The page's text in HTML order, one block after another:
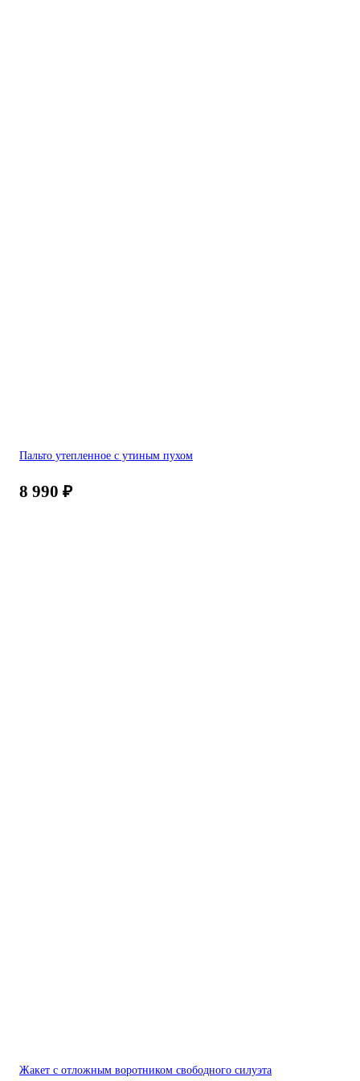
Пальто утепленное с утиным пухом
8 990 ₽
Жакет с отложным воротником свободного силуэта